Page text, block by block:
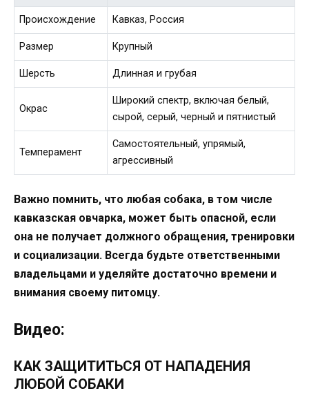
Происхождение Кавказ, Россия
Размер Крупный
Шерсть Длинная и грубая
Окрас
Широкий спектр, включая белый,
сырой, серый, черный и пятнистый
Темперамент
Самостоятельный, упрямый,
агрессивный
Важно помнить, что любая собака, в том числе
кавказская овчарка, может быть опасной, если
она не получает должного обращения, тренировки
и социализации. Всегда будьте ответственными
владельцами и уделяйте достаточно времени и
внимания своему питомцу.
Видео:
КАК ЗАЩИТИТЬСЯ ОТ НАПАДЕНИЯ
ЛЮБОЙ СОБАКИ